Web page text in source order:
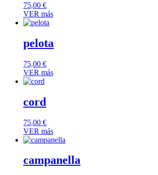
75,00 €
VER más
pelota
75,00 €
VER más
cord
75,00 €
VER más
campanella